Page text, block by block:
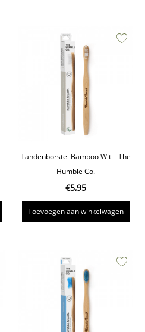
Tandenborstel Bamboo Wit – The
Humble Co.
€5,95
Toevoegen aan winkelwagen